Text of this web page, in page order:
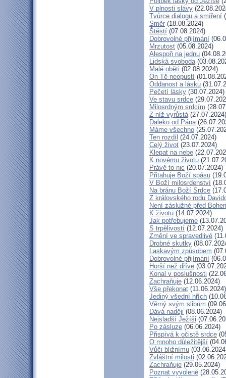
V plnosti slávy
Tvůrce dialogu a smíření
Směr (18.08.2024)
Štěstí (07.08.2024)
Dobrovolné přijímání
Mrzutost (05.08.2024)
Alespoň na jednu
Lidská svoboda
Malé oběti (02.08.2024)
On Tě neopustí
Oddanost a lásku
Pečetí lásky (30.07.2024)
Ve stavu srdce
Milosrdným srdcím
Z níž vyrůstá(27.07.2024)
Daleko od Pána
Máme všechno
Ten rozdíl (24.07.2024)
Celý život (23.07.2024)
Klepat na nebe
K novému životu
Právě to nic (20.07.2024)
Přitahuje Boží spásu
V Boží milosrdenství
Na bránu Boží Srdce
Z královského rodu
Není záslužné před
K životu (14.07.2024)
Jak potřebujeme
S trpělivostí (12.07.2024)
Změní ve spravedlivé
Drobné skutky
Laskavým způsobem
Dobrovolné přijímání
Horší než dříve
Konal v poslušnosti
Zachraňuje (12.06.2024)
Vše překonat (11.06.2024)
Jediný všední hřích
Věrný svým slibům
Dává naději (08.06.2024)
Nejsladší Ježíši
Po zásluze (06.06.2024)
Přispívá k očistě srdce
O mnoho důležitější
Vůči bližnímu
Zvláštní milosti
Zachraňuje (29.05.2024)
Poznat vyvolené